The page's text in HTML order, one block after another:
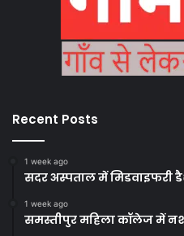
Recent Posts
1 week ago
सदर अस्पताल में मिडवाइफरी
1 week ago
समस्तीपुर महिला कॉलेज में